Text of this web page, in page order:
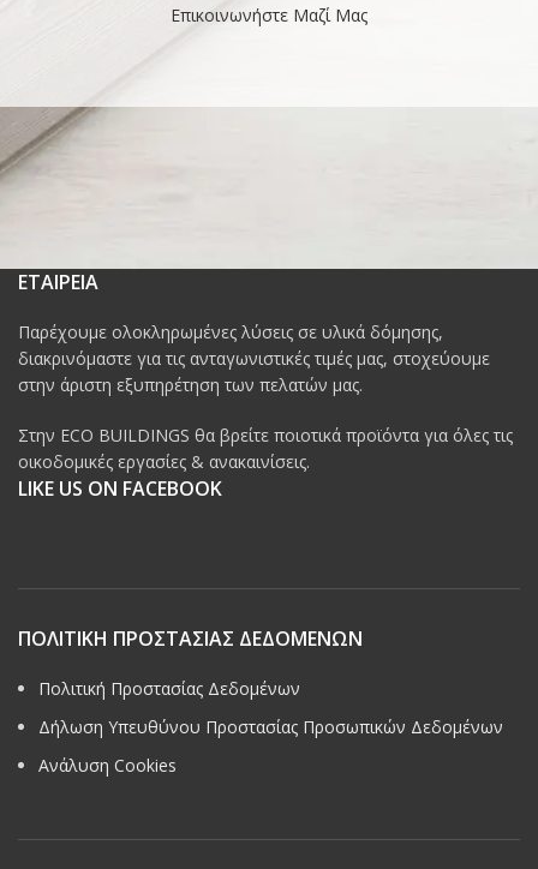
Επικοινωνήστε Μαζί Μας
ΕΤΑΙΡΕΙΑ
Παρέχουμε ολοκληρωμένες λύσεις σε υλικά δόμησης,
διακρινόμαστε για τις ανταγωνιστικές τιμές μας, στοχεύουμε
στην άριστη εξυπηρέτηση των πελατών μας.
Στην ECO BUILDINGS θα βρείτε ποιοτικά προϊόντα για όλες τις
οικοδομικές εργασίες & ανακαινίσεις.
LIKE US ON FACEBOOK
ΠΟΛΙΤΙΚΗ ΠΡΟΣΤΑΣΙΑΣ ΔΕΔΟΜΕΝΩΝ
Πολιτική Προστασίας Δεδομένων
Δήλωση Υπευθύνου Προστασίας Προσωπικών Δεδομένων
Ανάλυση Cookies